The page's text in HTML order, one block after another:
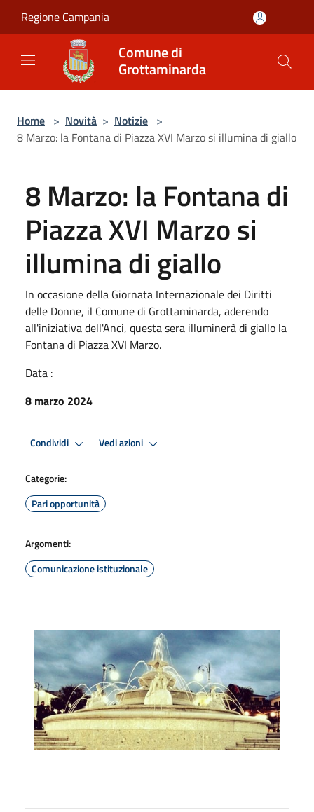
Regione Campania
Comune di
Grottaminarda
Home > Novità > Notizie >
8 Marzo: la Fontana di Piazza XVI Marzo si illumina di giallo
8 Marzo: la Fontana di
Piazza XVI Marzo si
illumina di giallo
In occasione della Giornata Internazionale dei Diritti
delle Donne, il Comune di Grottaminarda, aderendo
all'iniziativa dell'Anci, questa sera illuminerà di giallo la
Fontana di Piazza XVI Marzo.
Data :
8 marzo 2024
Condividi Vedi azioni
Categorie:
Pari opportunità
Argomenti:
Comunicazione istituzionale